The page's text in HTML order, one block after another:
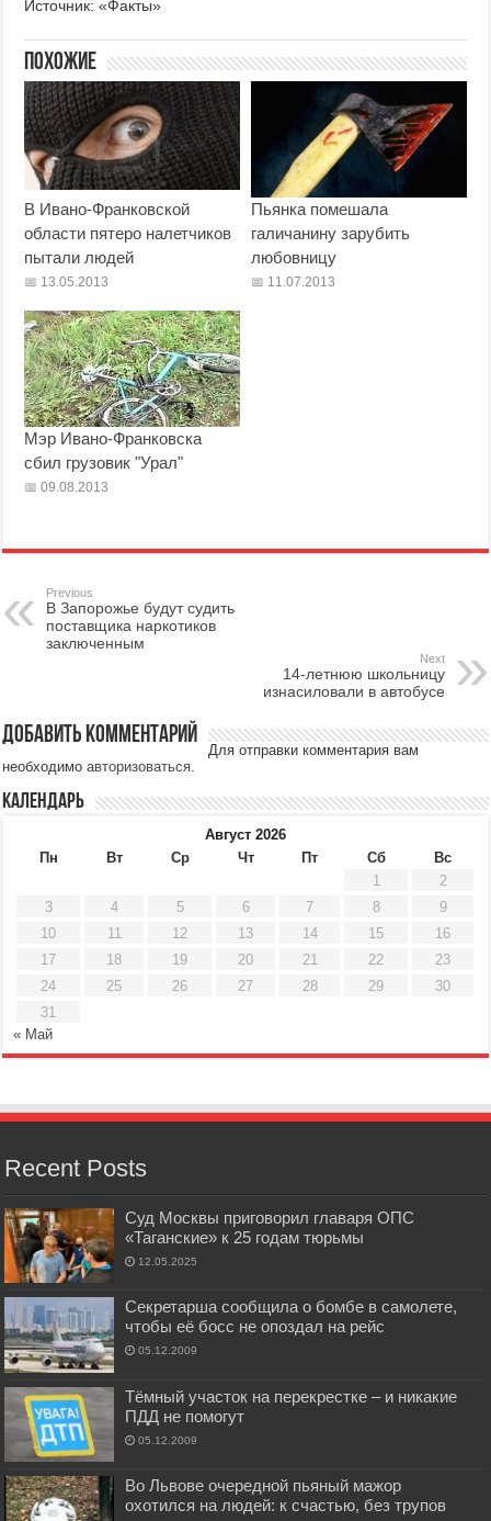
Источник: «Факты»
Похожие
В Ивано-Франковской
области пятеро налетчиков
пытали людей
13.05.2013
Пьянка помешала
галичанину зарубить
любовницу
11.07.2013
Мэр Ивано-Франковска
сбил грузовик "Урал"
09.08.2013
Previous
В Запорожье будут судить
поставщика наркотиков
заключенным
Next
14-летнюю школьницу
изнасиловали в автобусе
Добавить комментарий
Для отправки комментария вам
необходимоавторизоваться.
Календарь
Август 2026
Пн
Вт Ср Чт Пт Сб
Вс
1
2
3
4 5 6 7 8
9
10
11 12 13 14 15
16
17
18 19 20 21 22
23
24
25 26 27 28 29
30
31
« Май
Recent Posts
Суд Москвы приговорил главаря ОПС
«Таганские» к 25 годам тюрьмы
12.05.2025
Секретарша сообщила о бомбе в самолете,
чтобы её босс не опоздал на рейс
05.12.2009
Тёмный участок на перекрестке – и никакие
ПДД не помогут
05.12.2009
Во Львове очередной пьяный мажор
охотился на людей: к счастью, без трупов